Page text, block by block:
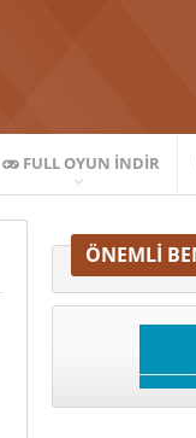
FULL OYUN İNDIR
ÖNEMLI